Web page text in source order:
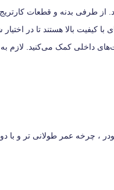
طرفی بدنه و قطعات
با کیفیت بالا هستند تا در
داخلی کمک می‌کنید.
، چرخه عمر طولانی تر و با